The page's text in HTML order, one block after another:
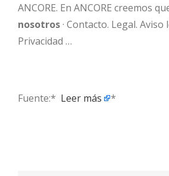
ANCORE. En ANCORE creemos
nosotros· Contacto. Legal. Aviso
Privacidad …
Fuente:* ​ Leer más *